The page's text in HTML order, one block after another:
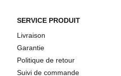
SERVICE PRODUIT
Livraison
Garantie
Politique de retour
Suivi de commande